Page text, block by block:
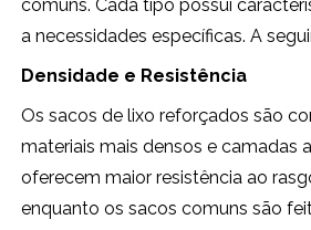
comuns. Cada tipo possui
a necessidades específicas. A
Densidade e Resistência
Os sacos de lixo reforçados são
materiais mais densos e camadas
oferecem maior resistência ao
enquanto os sacos comuns são